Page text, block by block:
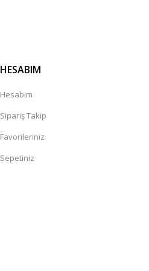
HESABIM
Hesabım
Sipariş Takip
Favorileriniz
Sepetiniz